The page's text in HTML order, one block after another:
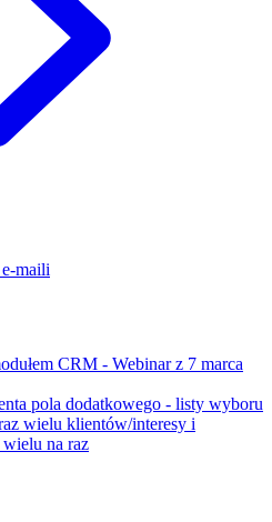
maili
CRM - Webinar z 7 marca
pola dodatkowego - listy wyboru
wielu klientów/interesy i
na raz